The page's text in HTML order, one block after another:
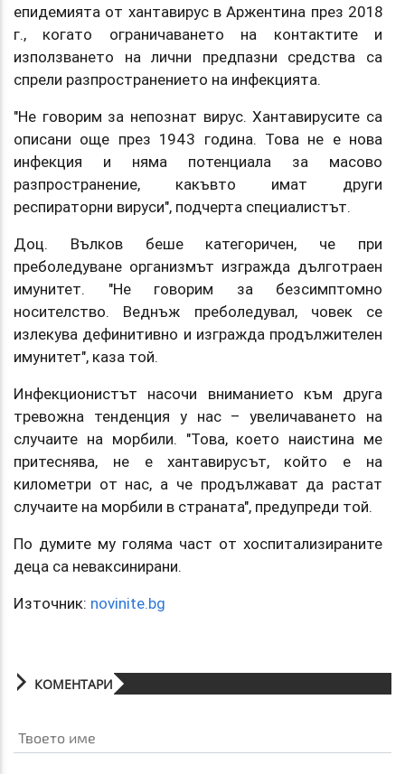
епидемията от хантавирус в Аржентина през 2018
г., когато ограничаването на контактите и
използването на лични предпазни средства са
спрели разпространението на инфекцията.
"Не говорим за непознат вирус. Хантавирусите са
описани още през 1943 година. Това не е нова
инфекция и няма потенциала за масово
разпространение, какъвто имат други
респираторни вируси", подчерта специалистът.
Доц. Вълков беше категоричен, че при
преболедуване организмът изгражда дълготраен
имунитет. "Не говорим за безсимптомно
носителство. Веднъж преболедувал, човек се
излекува дефинитивно и изгражда продължителен
имунитет", каза той.
Инфекционистът насочи вниманието към друга
тревожна тенденция у нас – увеличаването на
случаите на морбили. "Това, което наистина ме
притеснява, не е хантавирусът, който е на
километри от нас, а че продължават да растат
случаите на морбили в страната", предупреди той.
По думите му голяма част от хоспитализираните
деца са неваксинирани.
Източник: novinite.bg
КОМЕНТАРИ
Твоето име